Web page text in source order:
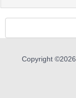
Copyright ©2026